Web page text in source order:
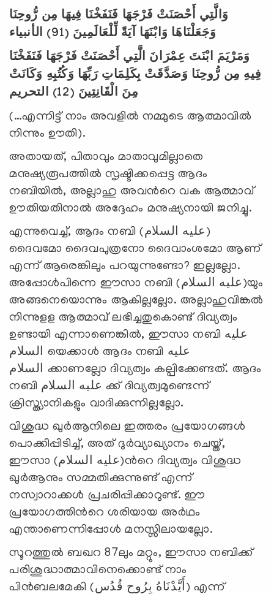
وَالَّتِي أَحْصَنَتْ فَرْجَهَا فَنَفَخْنَا فِيهَا مِن رُّوحِنَا
وَجَعَلْنَاهَا وَابْنَهَا آيَةً لِّلْعَالَمِينَ (91)
الأنبياء
وَمَرْيَمَ ابْنَتَ عِمْرَانَ الَّتِي أَحْصَنَتْ فَرْجَهَا فَنَفَخْنَا
فِيهِ مِن رُّوحِنَا وَصَدَّقَتْ بِكَلِمَاتِ رَبِّهَا وَكُتُبِهِ وَكَانَتْ
مِنَ الْقَانِتِينَ (12) التحريم
(…എന്നിട്ട് നാം അവളില്‍ നമ്മുടെ ആത്മാവില്‍
നിന്നും ഊതി).
അതായത്, പിതാവും മാതാവുമില്ലാതെ
മനുഷ്യരൂപത്തില്‍ സൃഷ്ടിക്കപ്പെട്ട ആദം
നബിയില്‍, അല്ലാഹു അവന്‍റെ വക ആത്മാവ്
ഊതിയതിനാല്‍ അദ്ദേഹം മനുഷ്യനായി ജനിച്ചു.
എന്നുവെച്ച്, ആദം നബി (عليه السلام)
ദൈവമോ ദൈവപുത്രനോ ദൈവാംശമോ ആണ്
എന്ന് ആരെങ്കിലും പറയുന്നുണ്ടോ? ഇല്ലല്ലോ.
അപ്പോള്‍പിന്നെ ഈസാ നബി (عليه السلام)യും
അങ്ങനെയൊന്നും ആകില്ലല്ലോ. അല്ലാഹുവിങ്കല്‍
നിന്നുളള ആത്മാവ് ലഭിച്ചതുകൊണ്ട് ദിവ്യത്വം
ഉണ്ടായി എന്നാണെങ്കില്‍, ഈസാ നബി عليه
السلام യെക്കാള്‍ ആദം നബി عليه
السلام ക്കാണല്ലോ ദിവ്യത്വം കല്പിക്കേണ്ടത്. ആദം
നബി عليه السلام ക്ക് ദിവ്യത്വമുണ്ടെന്ന്
ക്രിസ്ത്യാനികളും വാദിക്കുന്നില്ലല്ലോ.
വിശുദ്ധ ഖുര്‍ആനിലെ ഇത്തരം പ്രയോഗങ്ങള്‍
പൊക്കിപ്പിടിച്ച്, അത് ദുര്‍വ്യാഖ്യാനം ചെയ്ത്,
ഈസാ (عليه السلام)ന്‍റെ ദിവ്യത്വം വിശുദ്ധ
ഖുര്‍ആനും സമ്മതിക്കുന്നുണ്ട് എന്ന്
നസ്വാറാക്കള്‍ പ്രചരിപ്പിക്കാറുണ്ട്. ഈ
പ്രയോഗത്തിന്‍റെ ശരിയായ അര്‍ഥം
എന്താണെന്നിപ്പോള്‍ മനസ്സിലായല്ലോ.
സൂറത്തുല്‍ ബഖറ 87ലും മറ്റും, ഈസാ നബിക്ക്
പരിശുദ്ധാത്മാവിനെക്കൊണ്ട് നാം
പിന്‍ബലമേകി (أَيَّدْنَاهُ بِرُوح قُدُسِ) എന്ന്